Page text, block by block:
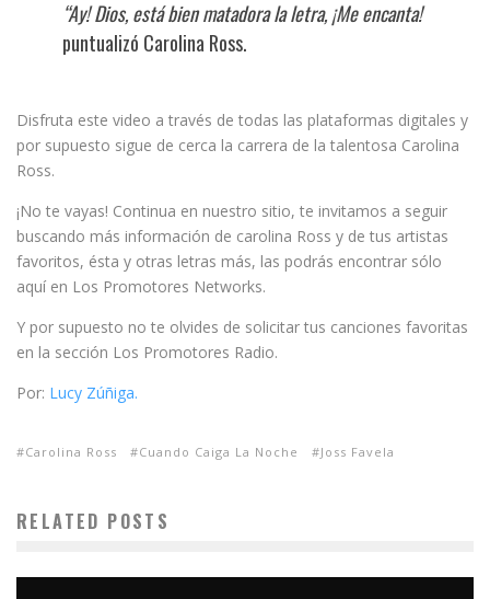
“Ay! Dios, está bien matadora la letra, ¡Me encanta!
puntualizó Carolina Ross.
Disfruta este video a través de todas las plataformas digitales y
por supuesto sigue de cerca la carrera de la talentosa Carolina
Ross.
¡No te vayas! Continua en nuestro sitio, te invitamos a seguir
buscando más información de carolina Ross y de tus artistas
favoritos, ésta y otras letras más, las podrás encontrar sólo
aquí en Los Promotores Networks.
Y por supuesto no te olvides de solicitar tus canciones favoritas
en la sección Los Promotores Radio.
Por: Lucy Zúñiga.
Carolina Ross Cuando Caiga La Noche Joss Favela
RELATED POSTS